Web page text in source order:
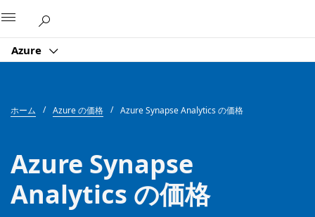
Azure
ホーム Azure の価格 Azure Synapse Analytics の価格
Azure Synapse
Analytics の価格